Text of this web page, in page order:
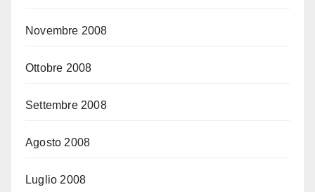
Novembre 2008
Ottobre 2008
Settembre 2008
Agosto 2008
Luglio 2008